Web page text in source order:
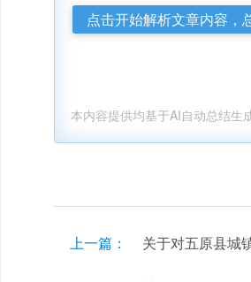
点击开始解析文章内容，
本内容提供均基于AI自动总结生
上一篇： 关于对五原县城